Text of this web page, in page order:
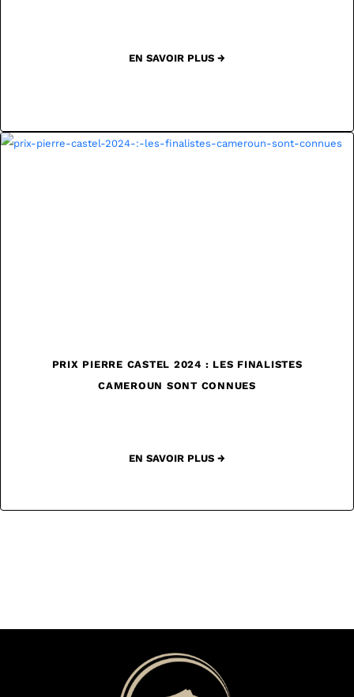
EN SAVOIR PLUS →
PRIX PIERRE CASTEL 2024 : LES FINALISTES
CAMEROUN SONT CONNUES
EN SAVOIR PLUS →